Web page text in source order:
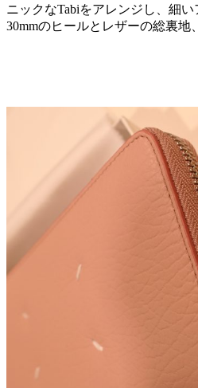
ニックなTabiをアレンジし、細い
30mmのヒールとレザーの総裏地